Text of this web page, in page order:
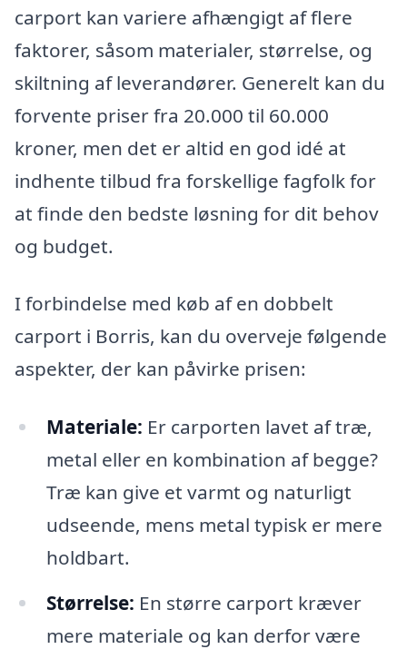
carport kan variere afhængigt af flere
faktorer, såsom materialer, størrelse, og
skiltning af leverandører. Generelt kan du
forvente priser fra 20.000 til 60.000
kroner, men det er altid en god idé at
indhente tilbud fra forskellige fagfolk for
at finde den bedste løsning for dit behov
og budget.
I forbindelse med køb af en dobbelt
carport i Borris, kan du overveje følgende
aspekter, der kan påvirke prisen:
Materiale: Er carporten lavet af træ,
metal eller en kombination af begge?
Træ kan give et varmt og naturligt
udseende, mens metal typisk er mere
holdbart.
Størrelse: En større carport kræver
mere materiale og kan derfor være